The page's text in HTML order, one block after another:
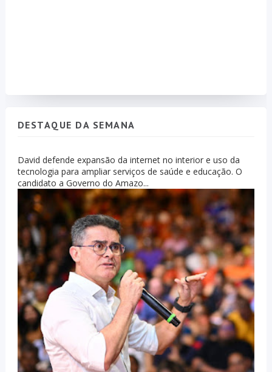
DESTAQUE DA SEMANA
David defende expansão da internet no interior e uso da
tecnologia para ampliar serviços de saúde e educação. O
candidato a Governo do Amazo...